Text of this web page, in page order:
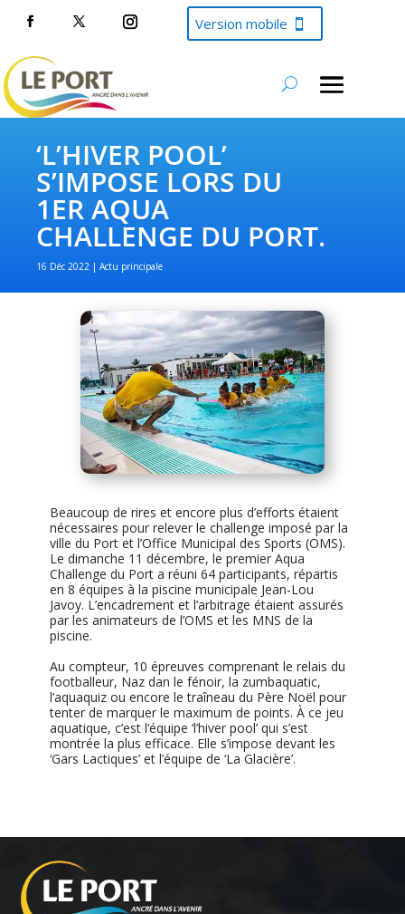
Version mobile
‘L’HIVER POOL’
S’IMPOSE LORS DU
1ER AQUA
CHALLENGE DU PORT.
16 Déc 2022 Actu principale
Beaucoup de rires et encore plus d’efforts étaient
nécessaires pour relever le challenge imposé par la
ville du Port et l’Office Municipal des Sports (OMS).
Le dimanche 11 décembre, le premier Aqua
Challenge du Port a réuni 64 participants, répartis
en 8 équipes à la piscine municipale Jean-Lou
Javoy. L’encadrement et l’arbitrage étaient assurés
par les animateurs de l’OMS et les MNS de la
piscine.
Au compteur, 10 épreuves comprenant le relais du
footballeur, Naz dan le fénoir, la zumbaquatic,
l’aquaquiz ou encore le traîneau du Père Noël pour
tenter de marquer le maximum de points. À ce jeu
aquatique, c’est l’équipe ‘l’hiver pool’ qui s’est
montrée la plus efficace. Elle s’impose devant les
‘Gars Lactiques’ et l’équipe de ‘La Glacière’.